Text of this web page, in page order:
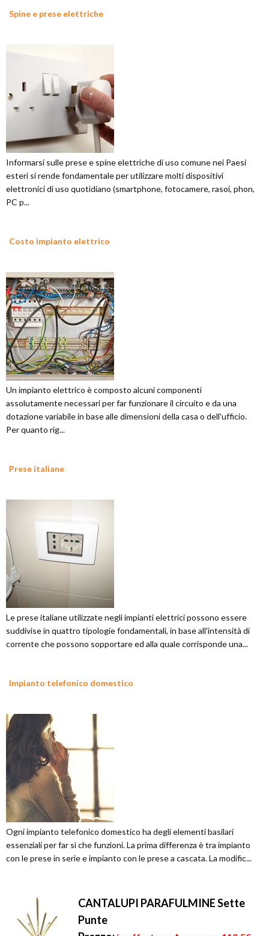
Spine e prese elettriche
Informarsi sulle prese e spine elettriche di uso comune nei Paesi
esteri si rende fondamentale per utilizzare molti dispositivi
elettronici di uso quotidiano (smartphone, fotocamere, rasoi, phon,
PC p...
Costo impianto elettrico
Un impianto elettrico è composto alcuni componenti
assolutamente necessari per far funzionare il circuito e da una
dotazione variabile in base alle dimensioni della casa o dell'ufficio.
Per quanto rig...
Prese italiane
Le prese italiane utilizzate negli impianti elettrici possono essere
suddivise in quattro tipologie fondamentali, in base all'intensità di
corrente che possono sopportare ed alla quale corrisponde una...
Impianto telefonico domestico
Ogni impianto telefonico domestico ha degli elementi basilari
essenziali per far sì che funzioni. La prima differenza è tra impianto
con le prese in serie e impianto con le prese a cascata. La modific...
CANTALUPI PARAFULMINE Sette
Punte